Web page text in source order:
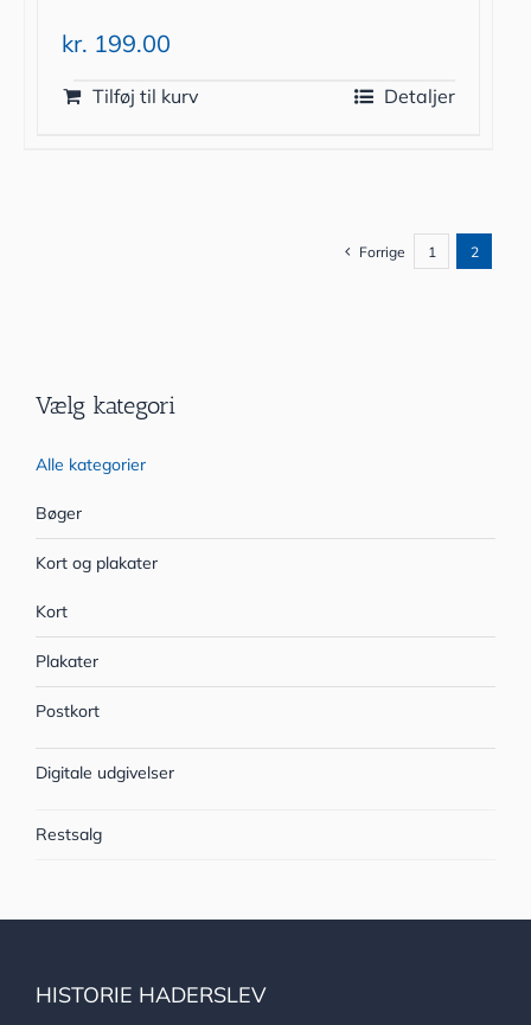
kr. 199.00
Tilføj til kurv Detaljer
Forrige 1 2
Vælg kategori
Alle kategorier
Bøger
Kort og plakater
Kort
Plakater
Postkort
Digitale udgivelser
Restsalg
HISTORIE HADERSLEV